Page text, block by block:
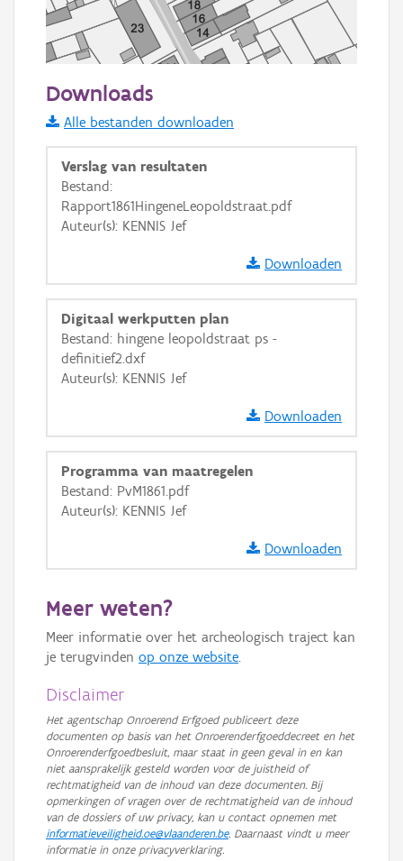
Informatie Vlaanderen
i
+ −
Basis Lagen
OSM-Basiskaart
GRB-Basiskaart
GRB-Basiskaart in grijswaarden
Downloads
Alle bestanden downloaden
Verslag van resultaten
Bestand:
Rapport1861HingeneLeopoldstraat.pdf
Auteur(s): KENNIS Jef
Downloaden
Digitaal werkputten plan
Bestand: hingene leopoldstraat ps -
definitief2.dxf
Auteur(s): KENNIS Jef
Downloaden
Programma van maatregelen
Bestand: PvM1861.pdf
Auteur(s): KENNIS Jef
Downloaden
Meer weten?
Meer informatie over het archeologisch traject kan
je terugvinden op onze website.
Disclaimer
Het agentschap Onroerend Erfgoed publiceert deze
documenten op basis van het Onroerenderfgoeddecreet en het
Onroerenderfgoedbesluit, maar staat in geen geval in en kan
niet aansprakelijk gesteld worden voor de juistheid of
rechtmatigheid van de inhoud van deze documenten. Bij
opmerkingen of vragen over de rechtmatigheid van de inhoud
van de dossiers of uw privacy, kan u contact opnemen met
informatieveiligheid.oe@vlaanderen.be. Daarnaast vindt u meer
informatie in onze privacyverklaring.